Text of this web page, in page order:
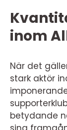
inom
När det
stark aktör
betydande